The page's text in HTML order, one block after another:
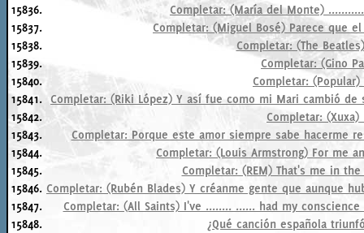
15836.
Completar: (María del Monte)
15837.
Completar: (Miguel Bosé) Parece que
15838.
Completar: (The
15839.
Completar: (Gino
15840.
Completar:
15841. Completar: (Riki López) Y así fue como mi Mari cambió
15842.
Completar:
15843.
Completar: Porque este amor siempre sabe hacerme
15844.
Completar: (Louis Armstrong) For me
15845.
Completar: (REM) That's me in
15846. Completar: (Rubén Blades) Y créanme gente que aunque
15847.
Completar: (All Saints) I've ........ ...... had my
15848.
¿Qué canción española